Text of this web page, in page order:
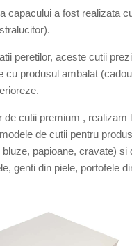
capacului a fost realizata
peretilor, aceste cutii
cu produsul ambalat
de cutii premium , realizam
de cutii pentru
bluze, papioane, cravate) si
genti din piele, portofele